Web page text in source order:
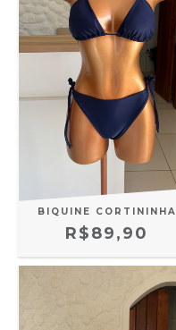
BIQUINE CORTININHA
R$89,90